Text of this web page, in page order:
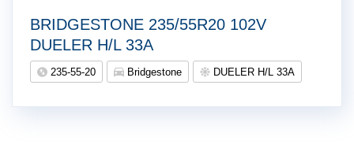
BRIDGESTONE 235/55R20 102V
DUELER H/L 33A
235-55-20 Bridgestone DUELER H/L 33A